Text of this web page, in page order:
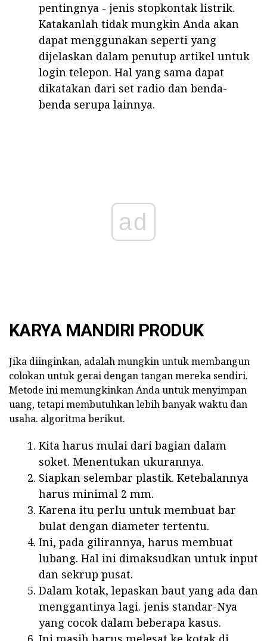
pentingnya - jenis stopkontak listrik.
Katakanlah tidak mungkin Anda akan
dapat menggunakan seperti yang
dijelaskan dalam penutup artikel untuk
login telepon. Hal yang sama dapat
dikatakan dari set radio dan benda-
benda serupa lainnya.
ad
KARYA MANDIRI PRODUK
Jika diinginkan, adalah mungkin untuk membangun
colokan untuk gerai dengan tangan mereka sendiri.
Metode ini memungkinkan Anda untuk menyimpan
uang, tetapi membutuhkan lebih banyak waktu dan
usaha. algoritma berikut.
Kita harus mulai dari bagian dalam
soket. Menentukan ukurannya.
Siapkan selembar plastik. Ketebalannya
harus minimal 2 mm.
Karena itu perlu untuk membuat bar
bulat dengan diameter tertentu.
Ini, pada gilirannya, harus membuat
lubang. Hal ini dimaksudkan untuk input
dan sekrup pusat.
Dalam kotak, lepaskan baut yang ada dan
menggantinya lagi. jenis standar-Nya
yang cocok dalam beberapa kasus.